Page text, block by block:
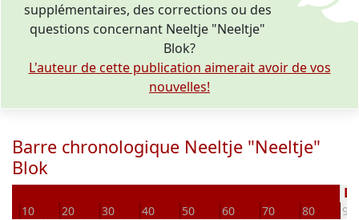
supplémentaires, des corrections ou des
questions concernant Neeltje "Neeltje"
Blok?
L'auteur de cette publication aimerait avoir de vos
nouvelles!
Barre chronologique Neeltje "Neeltje"
Blok
10 20 30 40 50 60 70 80 90